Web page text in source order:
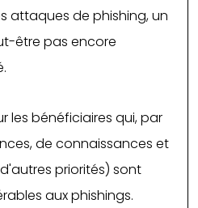
attaques de phishing, un
être pas encore
les bénéficiaires qui, par
de connaissances et
priorités) sont
aux phishings.